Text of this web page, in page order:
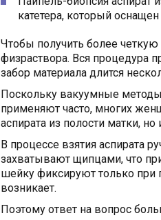
катетера, который
Чтобы получить более
физраствора. Вся процедура
забор материала длится
Поскольку вакуумные
применяют часто, многих
аспирата из полости матки,
В процессе взятия аспирата
захватывают щипцами, что
шейку фиксируют только
возникает.
Поэтому ответ на вопрос